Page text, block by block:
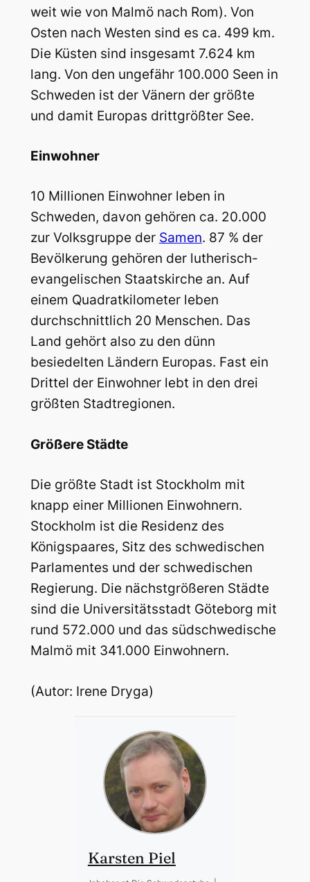
weit wie von Malmö nach Rom). Von
Osten nach Westen sind es ca. 499 km.
Die Küsten sind insgesamt 7.624 km
lang. Von den ungefähr 100.000 Seen in
Schweden ist der Vänern der größte
und damit Europas drittgrößter See.
Einwohner
10 Millionen Einwohner leben in
Schweden, davon gehören ca. 20.000
zur Volksgruppe der Samen. 87 % der
Bevölkerung gehören der lutherisch-
evangelischen Staatskirche an. Auf
einem Quadratkilometer leben
durchschnittlich 20 Menschen. Das
Land gehört also zu den dünn
besiedelten Ländern Europas. Fast ein
Drittel der Einwohner lebt in den drei
größten Stadtregionen.
Größere Städte
Die größte Stadt ist Stockholm mit
knapp einer Millionen Einwohnern.
Stockholm ist die Residenz des
Königspaares, Sitz des schwedischen
Parlamentes und der schwedischen
Regierung. Die nächstgrößeren Städte
sind die Universitätsstadt Göteborg mit
rund 572.000 und das südschwedische
Malmö mit 341.000 Einwohnern.
(Autor: Irene Dryga)
Karsten Piel